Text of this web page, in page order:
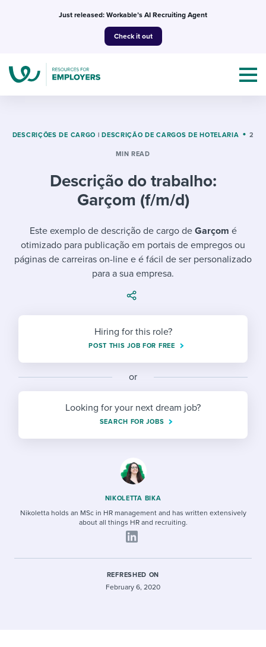
Just released: Workable’s AI Recruiting Agent
Check it out
Mobilizing AI in my work
Evaluating candidates
Working together with others
Developing & retaining people
Ensuring compliance
Finding and attracting people
Candidate/employee experiences
Templates & Guides
I WANT...
Job description templates
Interview question templates
Onboarding checklists
Step-by-step tutorials
HR terms
I WANT TO LEARN ABOUT...
Applying for a job
Pay & benefits
Career development
Overall career resources
Attend webinars & events
Workable customer stories
Explore Workable
DESCRIÇÕES DE CARGO | DESCRIÇÃO DE CARGOS DE HOTELARIA 2
MIN READ
Descrição do trabalho:
Garçom (f/m/d)
Este exemplo de descrição de cargo de Garçom é
otimizado para publicação em portais de empregos ou
páginas de carreiras on-line e é fácil de ser personalizado
para a sua empresa.
Hiring for this role?
POST THIS JOB FOR FREE
or
Looking for your next dream job?
SEARCH FOR JOBS
NIKOLETTA BIKA
Nikoletta holds an MSc in HR management and has written extensively
about all things HR and recruiting.
REFRESHED ON
February 6, 2020